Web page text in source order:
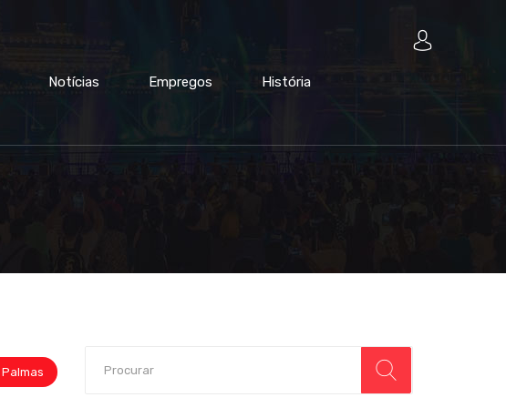
Notícias Empregos
História
Palmas